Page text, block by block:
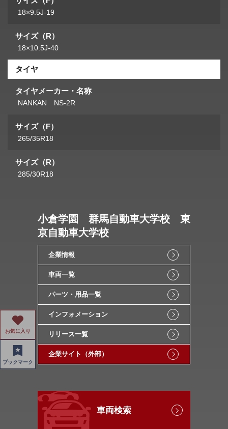
18×9.5J-19
サイズ（R）
18×10.5J-40
タイヤ
タイヤメーカー・名称
NANKAN NS-2R
サイズ（F）
265/35R18
サイズ（R）
285/30R18
小倉学園 群馬自動車大学校 東
京自動車大学校
企業情報
車両一覧
パーツ・用品一覧
インフォメーション
リリース一覧
企業サイト（外部）
車両検索
お気に入り
ブックマーク